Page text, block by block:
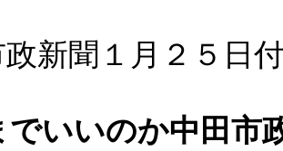
政新聞１月２５
でいいのか中田市